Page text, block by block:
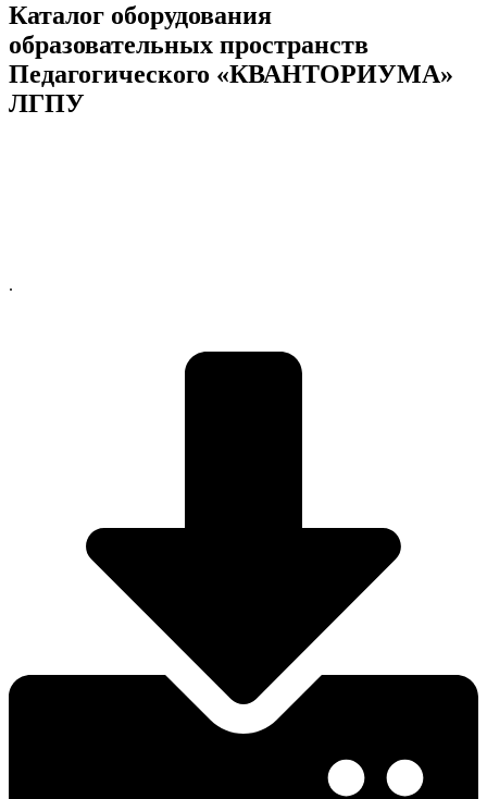
Каталог оборудования
образовательных пространств
Педагогического «КВАНТОРИУМА»
ЛГПУ
.